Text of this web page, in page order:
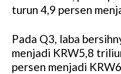
turun 4,9 persen
Pada Q3, laba
menjadi KRW5,8
persen menjadi